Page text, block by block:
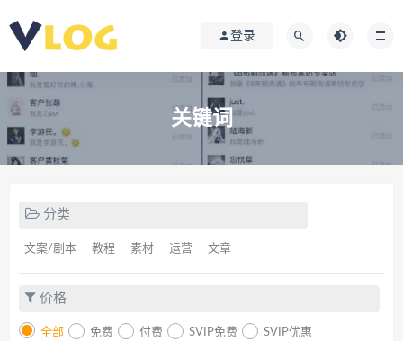
登录
关键词
分类
文案/剧本 教程 素材 运营 文章
价格
全部 免费 付费 SVIP免费 SVIP优惠